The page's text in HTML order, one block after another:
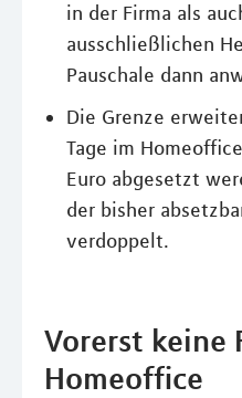
in der Firma als
ausschließlichen
Pauschale dann
Die Grenze
Tage im
Euro abgesetzt
der bisher
verdoppelt.
Vorerst keine
Homeoffice